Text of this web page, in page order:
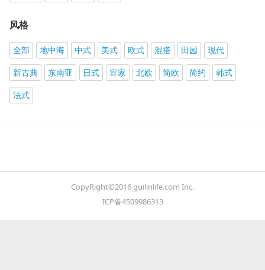
风格
全部 地中海 中式 美式 欧式 混搭 田园
现代
新古典
东南亚 日式 宜家 北欧 简欧 简约
韩式
法式
CopyRight©2016 guilinlife.com Inc.
ICP备4509986313